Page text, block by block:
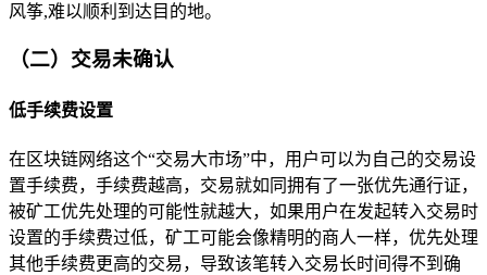
风筝,难以顺利到达目的地。
（二）交易未确认
低手续费设置
在区块链网络这个“交易大市场”中，用户可以为自己的交易设
置手续费，手续费越高，交易就如同拥有了一张优先通行证，
被矿工优先处理的可能性就越大，如果用户在发起转入交易时
设置的手续费过低，矿工可能会像精明的商人一样，优先处理
其他手续费更高的交易，导致该笔转入交易长时间得不到确